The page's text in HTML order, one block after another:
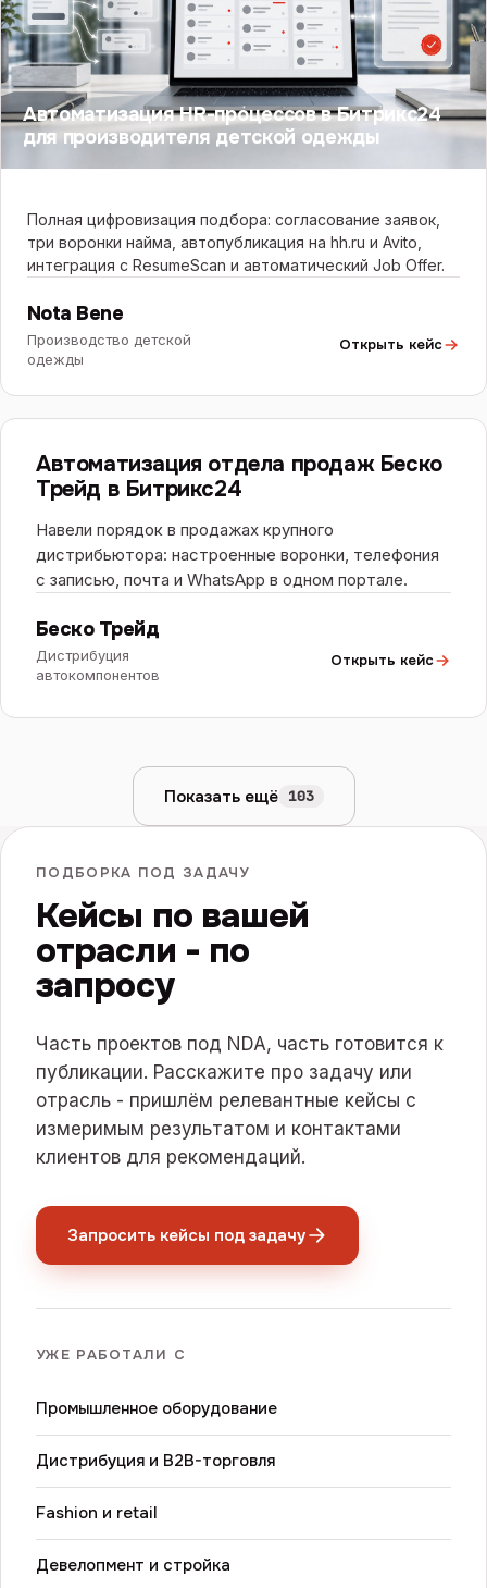
Автоматизация HR-процессов в Битрикс24
для производителя детской одежды
Полная цифровизация подбора: согласование заявок,
три воронки найма, автопубликация на hh.ru и Avito,
интеграция с ResumeScan и автоматический Job Offer.
Nota Bene
Производство детской
одежды
Открыть кейс
БИТРИКС24
Автоматизация отдела продаж Беско
Трейд в Битрикс24
Навели порядок в продажах крупного
дистрибьютора: настроенные воронки, телефония
с записью, почта и WhatsApp в одном портале.
Беско Трейд
Дистрибуция
автокомпонентов
Открыть кейс
Показать ещё 103
ПОДБОРКА ПОД ЗАДАЧУ
Кейсы по вашей
отрасли - по
запросу
Часть проектов под NDA, часть готовится к
публикации. Расскажите про задачу или
отрасль - пришлём релевантные кейсы с
измеримым результатом и контактами
клиентов для рекомендаций.
Запросить кейсы под задачу
УЖЕ РАБОТАЛИ С
Промышленное оборудование
Дистрибуция и B2B-торговля
Fashion и retail
Девелопмент и стройка